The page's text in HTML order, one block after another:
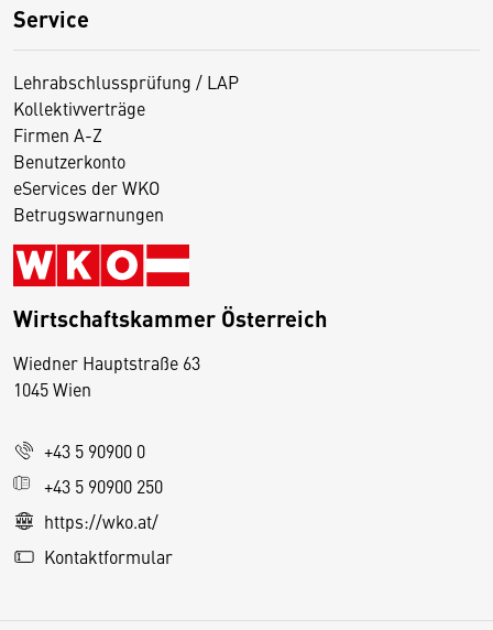
Service
Lehrabschlussprüfung / LAP
Kollektivverträge
Firmen A-Z
Benutzerkonto
eServices der WKO
Betrugswarnungen
Wirtschaftskammer Österreich
Wiedner Hauptstraße 63
1045 Wien
+43 5 90900 0
+43 5 90900 250
https://wko.at/
Kontaktformular
D
s
e
S
e